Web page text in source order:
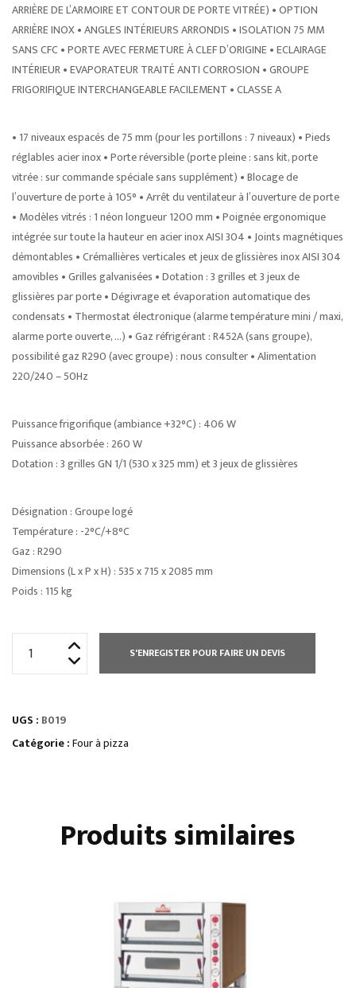
ARRIÈRE DE L’ARMOIRE ET CONTOUR DE PORTE VITRÉE) • OPTION
ARRIÈRE INOX • ANGLES INTÉRIEURS ARRONDIS • ISOLATION 75 MM
SANS CFC • PORTE AVEC FERMETURE À CLEF D’ORIGINE • ECLAIRAGE
INTÉRIEUR • EVAPORATEUR TRAITÉ ANTI CORROSION • GROUPE
FRIGORIFIQUE INTERCHANGEABLE FACILEMENT • CLASSE A
• 17 niveaux espacés de 75 mm (pour les portillons : 7 niveaux) • Pieds
réglables acier inox • Porte réversible (porte pleine : sans kit, porte
vitrée : sur commande spéciale sans supplément) • Blocage de
l’ouverture de porte à 105° • Arrêt du ventilateur à l’ouverture de porte
• Modèles vitrés : 1 néon longueur 1200 mm • Poignée ergonomique
intégrée sur toute la hauteur en acier inox AISI 304 • Joints magnétiques
démontables • Crémallières verticales et jeux de glissières inox AISI 304
amovibles • Grilles galvanisées • Dotation : 3 grilles et 3 jeux de
glissières par porte • Dégivrage et évaporation automatique des
condensats • Thermostat électronique (alarme température mini / maxi,
alarme porte ouverte, …) • Gaz réfrigérant : R452A (sans groupe),
possibilité gaz R290 (avec groupe) : nous consulter • Alimentation
220/240 – 50Hz
Puissance frigorifique (ambiance +32°C) : 406 W
Puissance absorbée : 260 W
Dotation : 3 grilles GN 1/1 (530 x 325 mm) et 3 jeux de glissières
Désignation : Groupe logé
Température : -2°C/+8°C
Gaz : R290
Dimensions (L x P x H) : 535 x 715 x 2085 mm
Poids : 115 kg
FOUR
S'ENREGISTER POUR FAIRE UN DEVIS
UGS : B019
Catégorie :Four à pizza
Produits similaires